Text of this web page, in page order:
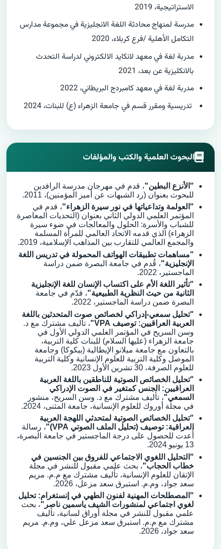
الاستراتيجية، 2019
مدرسة لمنهاج محادثة اللغة الانجليزية في مجموعة مدارس
التكامل الأهلية /فرع كربلاء، 2020
مدربة لغة في معهد لانكايد الالكتروني لدراسة التحدث
بالانكليزية عن بعد، 2021
مدربة لغة في معهد كامبردج البريطاني، 2022
تدريسية ومقرر قسم في جامعة الزهراء (ع) للبنات، 2024
البحوث العلمية والكتب والمؤلفات
"الأنزع البطين"، قدم في مهرجان مدرسة الرافدين
للبحوث بعنوان (رد الشبهات عن أمير المؤمنين)، 2011.
"العولمة وتداعياتها في نور سيرة الزهراء"، قدم في
المؤتمر العلمي الدولي الثاني بعنوان (التحديات المعاصرة
للشباب والأسرة: الحلول والمعالجات في ضوء سيرة
الزهراء) الذي قدمه الاتحاد العالمي للمرأة المسلمة
والمجمع العالمي للتقارب بين المذاهب الإسلامية، 2019.
"مساهمات تطبيقات الهواتف المحمولة في تدريس اللغة
الإنجليزية"، قُدم في جامعة البصرة ضمن دراسة
الماجستير، 2022.
"تأثير اللغة الأم على اكتساب الإنسان للغة الإنجليزية
الثانية من حيث النظرية الطبيعية"، قدّم في جامعة
البصرة ضمن دراسة الماجستير، 2022.
"تحليل سمعي-إدراكي لخصائص صوت المتحدثين باللغة
العربية العراقيين: توصيف VPA"
، تأليف مشترك مع د.
وسن السريح في المؤتمر العلمي الدولي الأول في
جامعة الزهراء (عليها السلام) للبنات كلية التربية،
بالتعاون مع جامعة ميلانو الإيطالية (بيكوكا) وجامعة
الموصل وكلية التربية للعلوم الإنسانية وكلية التربية
للعلوم الصرفة، 30 تشرين الأول 2023.
"تحليل الخصائص الصوتية للناطقين باللغة العربية
العراقيين: الجنس كمتغير في الصوت الإدراكي
السمعي"، تأليف مشترك مع د. وسن السريح، منشور
في مجلة أوروك للعلوم الإنسانية، جامعة المثنى، 2024.
"تحليل الخصائص الصوتية لمتحدثي اللهجة العربية
العراقية: توصيف (تحليل الملف الصوتي VPA)"
، رسالة
أُعدت للحصول على درجة الماجستير في جامعة البصرة،
13 يونيو 2024.
"التحليل اللغوي الاجتماعي للفروق بين الجنسين في
خطاب الحجاب"، بحث علمي مقبول للنشر في مجلة
الإتقان للعلوم الإنسانية، تأليف مشترك مع م.م. مريم
سعد جواد، وم.م. استبرق سعد مزعل، 2026
.
"المصطلحات المهنية لفنون الطهي في إنستغرام: تحليل
لغوي اجتماعي لمنشورات الشيف ياسمين ناصر"، بحث
علمي مقبول للنشر في مجلة أوراق لسانية، تأليف
مشترك مع م.م. استبرق سعد مزعل علي، وم.م. مريم
سعد جواد، 2026
.